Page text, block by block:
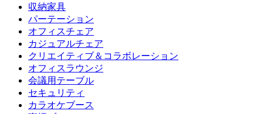
収納家具
パーテーション
オフィスチェア
カジュアルチェア
クリエイティブ＆コラボレーション
オフィスラウンジ
会議用テーブル
セキュリティ
カラオケブース